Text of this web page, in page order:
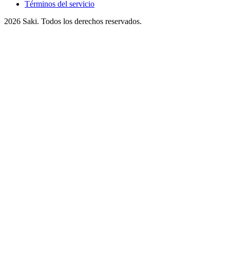
Términos del servicio
2026 Saki. Todos los derechos reservados.